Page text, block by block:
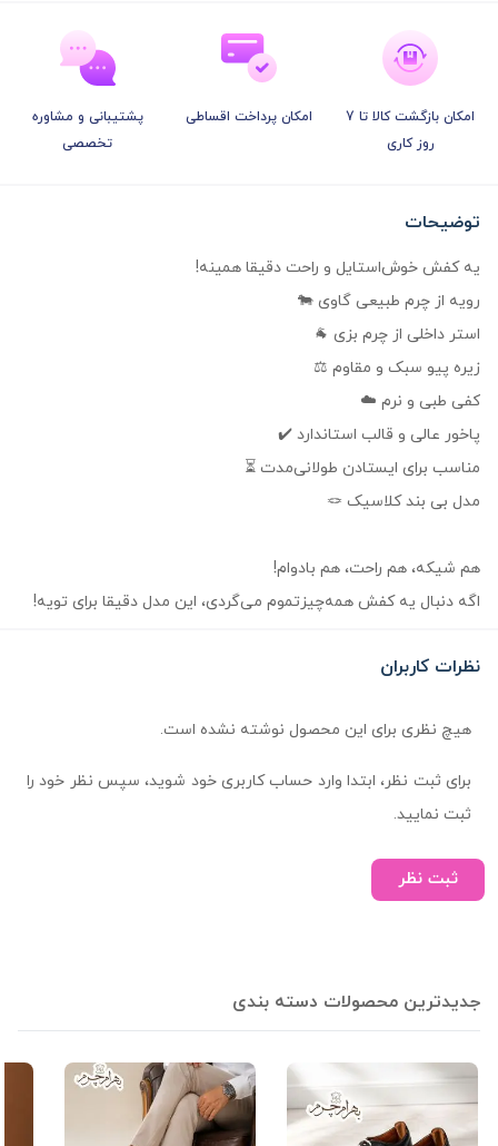
امکان بازگشت کالا تا 7
روز کاری
امکان پرداخت اقساطی
پشتیبانی و مشاوره
تخصصی
توضیحات
یه کفش خوش‌استایل و راحت دقیقا همینه!
رویه از چرم طبیعی گاوی 🐄
استر داخلی از چرم بزی 🐐
زیره پیو سبک و مقاوم ⚖️
کفی طبی و نرم ☁️
پاخور عالی و قالب استاندارد ✔️
مناسب برای ایستادن طولانی‌مدت ⏳
مدل بی بند کلاسیک ‍🪢
هم شیکه، هم راحت، هم بادوام!
اگه دنبال یه کفش همه‌چیز‌تموم می‌گردی، این مدل دقیقا برای تویه!
نظرات کاربران
هیچ نظری برای این محصول نوشته نشده است.
برای ثبت نظر، ابتدا وارد حساب کاربری خود شوید، سپس نظر خود را
ثبت نمایید.
ثبت نظر
جدیدترین محصولات دسته بندی